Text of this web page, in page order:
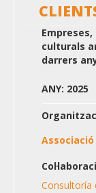
culturals
darrers
ANY: 2025
Associació
Consultoría